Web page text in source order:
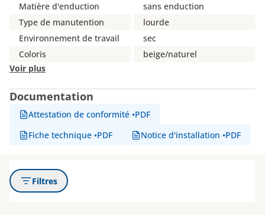
Matière d'enduction
sans enduction
Type de manutention
lourde
Environnement de travail
sec
Coloris
beige/naturel
Voir plus
Documentation
Attestation de conformité •PDF
Fiche technique •PDF Notice d'installation •PDF
Filtres